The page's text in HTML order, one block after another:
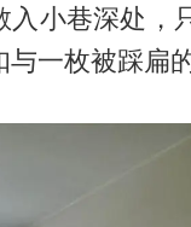
入小巷深处，
一枚被踩扁